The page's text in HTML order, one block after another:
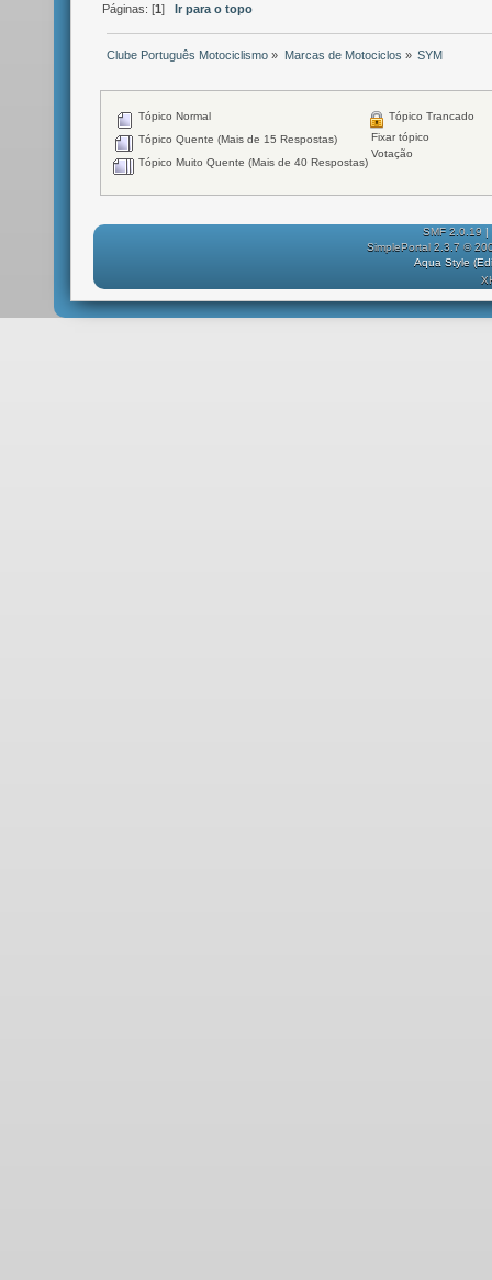
Páginas: [1]Ir para o topo
Clube Português Motociclismo » Marcas de Motociclos » SYM
Tópico Normal
Tópico Quente (Mais de 15 Respostas)
Tópico Muito Quente (Mais de 40 Respostas)
Tópico Trancado
Fixar tópico
Votação
SMF 2.0.19 |
SimplePortal 2.3.7 ©
Aqua Style